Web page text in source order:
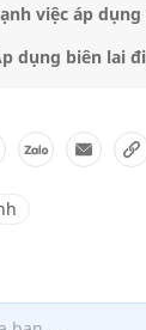
việc áp
dụng biên lai